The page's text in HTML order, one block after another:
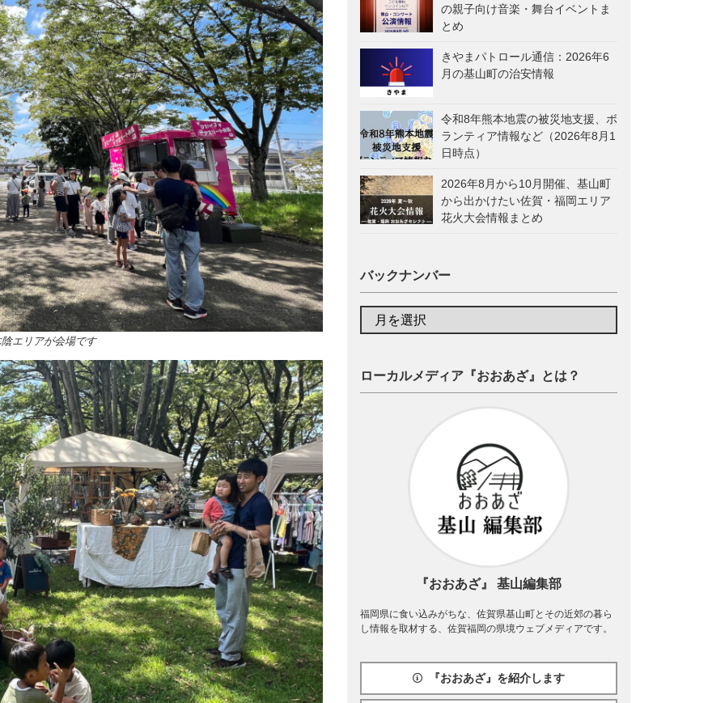
エリアが会場です
の親子向け音楽・舞台イベントま
とめ
きやまパトロール通信：2026年6
月の基山町の治安情報
令和8年熊本地震の被災地支援、ボ
ランティア情報など（2026年8月1
日時点）
2026年8月から10月開催、基山町
から出かけたい佐賀・福岡エリア
花火大会情報まとめ
バックナンバー
ローカルメディア『おおあざ』とは？
『おおあざ』 基山編集部
福岡県に食い込みがちな、佐賀県基山町とその近郊の暮ら
し情報を取材する、佐賀福岡の県境ウェブメディアです。
『おおあざ』を紹介します